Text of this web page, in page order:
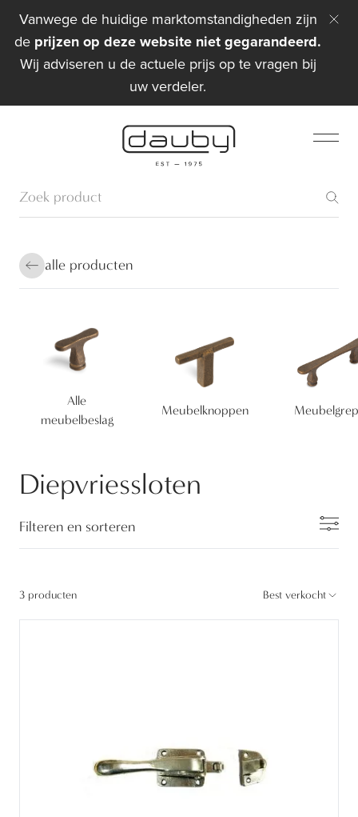
Vanwege de huidige marktomstandigheden zijn
de prijzen op deze website niet gegarandeerd.
Wij adviseren u de actuele prijs op te vragen bij
uw verdeler.
Diepvriessloten
Alle
meubelbeslag
Meubelknoppen
alle producten
Filteren en sorteren
3 producten Best verkocht